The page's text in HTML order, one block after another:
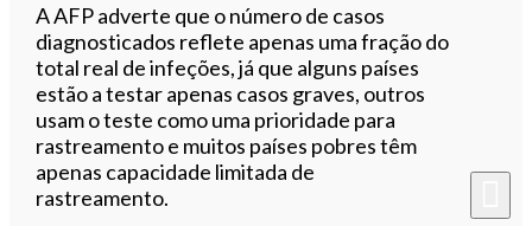
A AFP adverte que o número de casos
diagnosticados reflete apenas uma fração do
total real de infeções, já que alguns países
estão a testar apenas casos graves, outros
usam o teste como uma prioridade para
rastreamento e muitos países pobres têm
apenas capacidade limitada de
rastreamento.